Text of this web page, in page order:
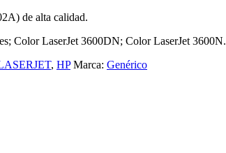
de alta calidad.
Color LaserJet 3600DN; Color LaserJet 3600N.
, HP Marca: Genérico